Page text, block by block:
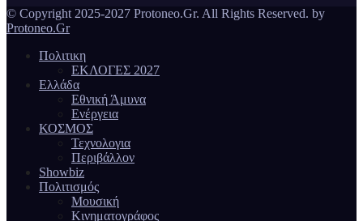
© Copyright 2025-2027 Protoneo.Gr. All Rights Reserved. by
Protoneo.Gr
Πολιτικη
ΕΚΛΟΓΕΣ 2027
Ελλάδα
Εθνική Άμυνα
Ενέργεια
ΚΟΣΜΟΣ
Τεχνολογια
Περιβάλλον
Showbiz
Πολιτισμός
Μουσική
Κινηματογράφος